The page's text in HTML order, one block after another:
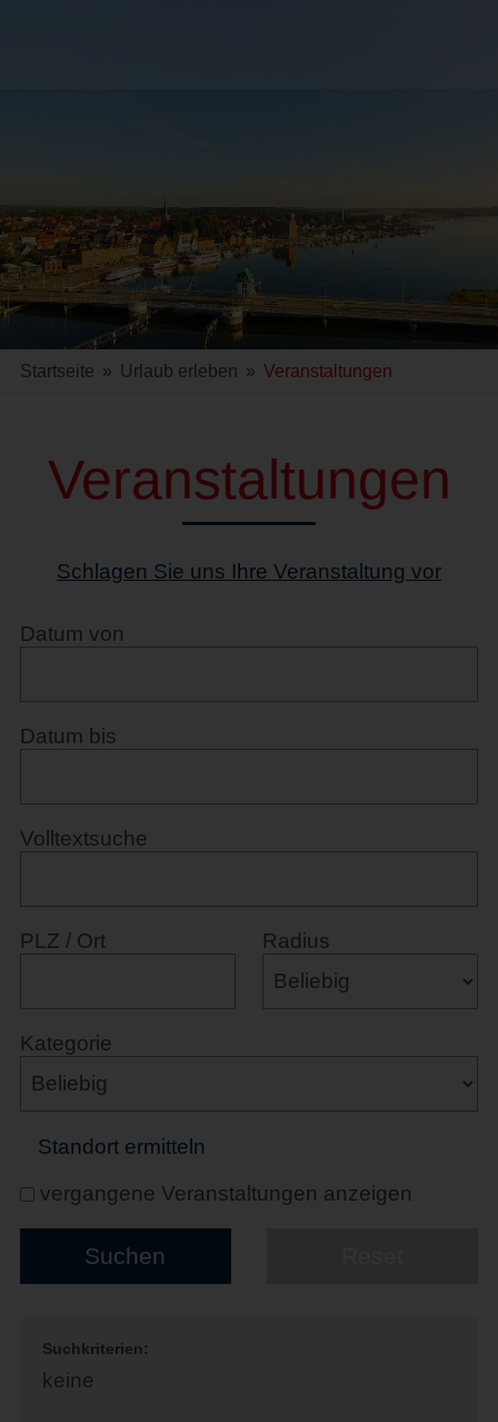
Startseite » Urlaub erleben » Veranstaltungen
Veranstaltungen
Schlagen Sie uns Ihre Veranstaltung vor
Datum von
Datum bis
Volltextsuche
PLZ / Ort Radius
Kategorie
Standort ermitteln
vergangene Veranstaltungen anzeigen
Suchkriterien:
keine